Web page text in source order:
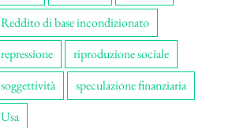
Reddito di base incondizionato
repressione
riproduzione sociale
soggettività
speculazione finanziaria
Usa